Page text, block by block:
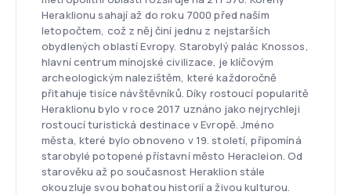
Heraklionu sahají až do roku 7000 před naším
letopočtem, což z něj činí jednu z nejstarších
obydlených oblastí Evropy. Starobylý palác Knossos,
hlavní centrum mínojské civilizace, je klíčovým
archeologickým nalezištěm, které každoročně
přitahuje tisíce návštěvníků. Díky rostoucí popularitě
Heraklionu bylo v roce 2017 uznáno jako nejrychleji
rostoucí turistická destinace v Evropě. Jméno
města, které bylo obnoveno v 19. století, připomíná
starobylé potopené přístavní město Heracleion. Od
starověku až po současnost Heraklion stále
okouzluje svou bohatou historií a živou kulturou.